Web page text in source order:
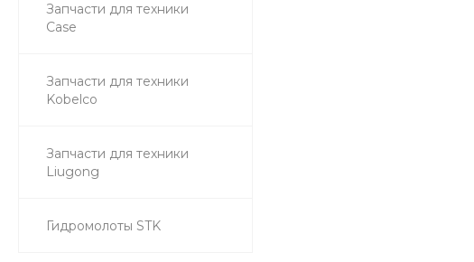
Запчасти для техники
Case
Запчасти для техники
Kobelco
Запчасти для техники
Liugong
Гидромолоты STK